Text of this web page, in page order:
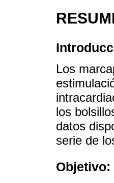
Los
los
datos
serie de
Objetivo: